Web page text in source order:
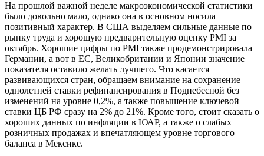
На прошлой важной неделе макроэкономической статистики
было довольно мало, однако она в основном носила
позитивный характер. В США выделяем сильные данные по
рынку труда и хорошую предварительную оценку PMI за
октябрь. Хорошие цифры по PMI также продемонстрировала
Германии, а вот в ЕС, Великобритании и Японии значение
показателя оставило желать лучшего. Что касается
развивающихся стран, обращаем внимание на сохранение
однолетней ставки рефинансирования в Поднебесной без
изменений на уровне 0,2%, а также повышение ключевой
ставки ЦБ РФ сразу на 2% до 21%. Кроме того, стоит сказать о
хороших данных по инфляции в ЮАР, а также о слабых
розничных продажах и впечатляющем уровне торгового
баланса в Мексике.